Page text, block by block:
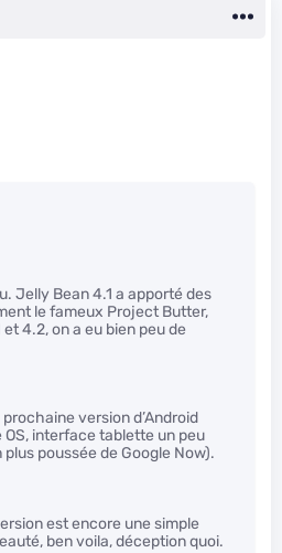
Jelly Bean 4.1 a apporté des
le fameux Project Butter,
4.2, on a eu bien peu de
version d’Android
interface tablette un peu
poussée de Google Now).
est encore une simple
ben voila, déception quoi.